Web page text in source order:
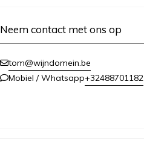
Neem contact met ons op
tom@wijndomein.be
Mobiel / Whatsapp+32488701182